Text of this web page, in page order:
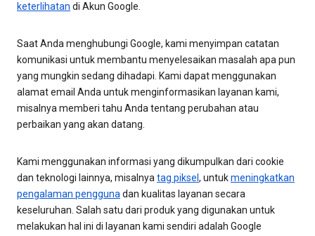
keterlihatan di Akun Google.
Saat Anda menghubungi Google, kami menyimpan catatan
komunikasi untuk membantu menyelesaikan masalah apa pun
yang mungkin sedang dihadapi. Kami dapat menggunakan
alamat email Anda untuk menginformasikan layanan kami,
misalnya memberi tahu Anda tentang perubahan atau
perbaikan yang akan datang.
Kami menggunakan informasi yang dikumpulkan dari cookie
dan teknologi lainnya, misalnyatag piksel , untukmeningkatkan
pengalaman penggunadan kualitas layanan secara
keseluruhan. Salah satu dari produk yang digunakan untuk
melakukan hal ini di layanan kami sendiri adalah Google